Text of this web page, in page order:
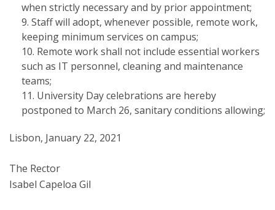
when strictly necessary and by prior appointment;
Staff will adopt, whenever possible, remote work,
keeping minimum services on campus;
Remote work shall not include essential workers
such as IT personnel, cleaning and maintenance
teams;
University Day celebrations are hereby
postponed to March 26, sanitary conditions allowing;
Lisbon, January 22, 2021
The Rector
Isabel Capeloa Gil